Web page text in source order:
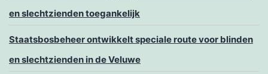
en slechtzienden toegankelijk
Staatsbosbeheer ontwikkelt speciale route voor blinden
en slechtzienden in de Veluwe